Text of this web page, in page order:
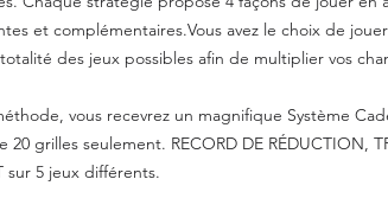
et complémentaires.Vous avez le choix de
des jeux possibles afin de multiplier vos
vous recevrez un magnifique Système
grilles seulement. RECORD DE RÉDUCTION,
sur 5 jeux différents.